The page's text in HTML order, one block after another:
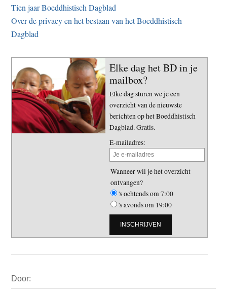
Tien jaar Boeddhistisch Dagblad
Over de privacy en het bestaan van het Boeddhistisch
Dagblad
Elke dag het BD in je
mailbox?
Elke dag sturen we je een
overzicht van de nieuwste
berichten op het Boeddhistisch
Dagblad. Gratis.
E-mailadres:
Wanneer wil je het overzicht
ontvangen?
's ochtends om 7:00
's avonds om 19:00
Sidebar
Door: